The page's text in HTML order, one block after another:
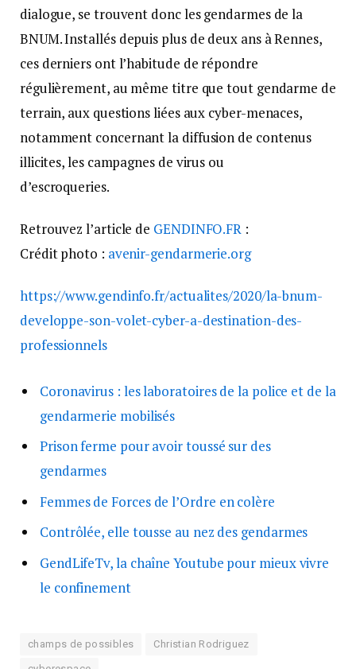
dialogue, se trouvent donc les gendarmes de la
BNUM. Installés depuis plus de deux ans à Rennes,
ces derniers ont l’habitude de répondre
régulièrement, au même titre que tout gendarme de
terrain, aux questions liées aux cyber-menaces,
notamment concernant la diffusion de contenus
illicites, les campagnes de virus ou
d’escroqueries.
Retrouvez l’article de GENDINFO.FR :
Crédit photo : avenir-gendarmerie.org
https://www.gendinfo.fr/actualites/2020/la-bnum-
developpe-son-volet-cyber-a-destination-des-
professionnels
Coronavirus : les laboratoires de la police et de la
gendarmerie mobilisés
Prison ferme pour avoir toussé sur des
gendarmes
Femmes de Forces de l’Ordre en colère
Contrôlée, elle tousse au nez des gendarmes
GendLifeTv, la chaîne Youtube pour mieux vivre
le confinement
champs de possibles Christian Rodriguez